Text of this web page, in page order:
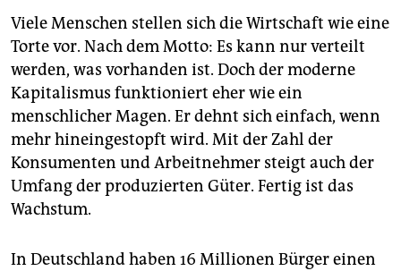
Viele Menschen stellen sich die Wirtschaft wie eine
Torte vor. Nach dem Motto: Es kann nur verteilt
werden, was vorhanden ist. Doch der moderne
Kapitalismus funktioniert eher wie ein
menschlicher Magen. Er dehnt sich einfach, wenn
mehr hineingestopft wird. Mit der Zahl der
Konsumenten und Arbeitnehmer steigt auch der
Umfang der produzierten Güter. Fertig ist das
Wachstum.
In Deutschland haben 16 Millionen Bürger einen